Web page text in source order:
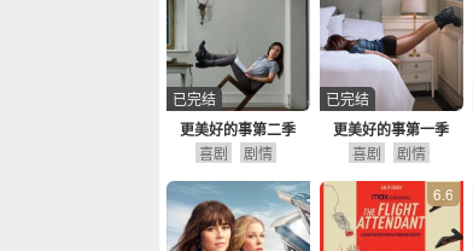
更美好的事第二季
已完结
喜剧 剧情
更美好的事第一季
已完结
喜剧 剧情
6.6